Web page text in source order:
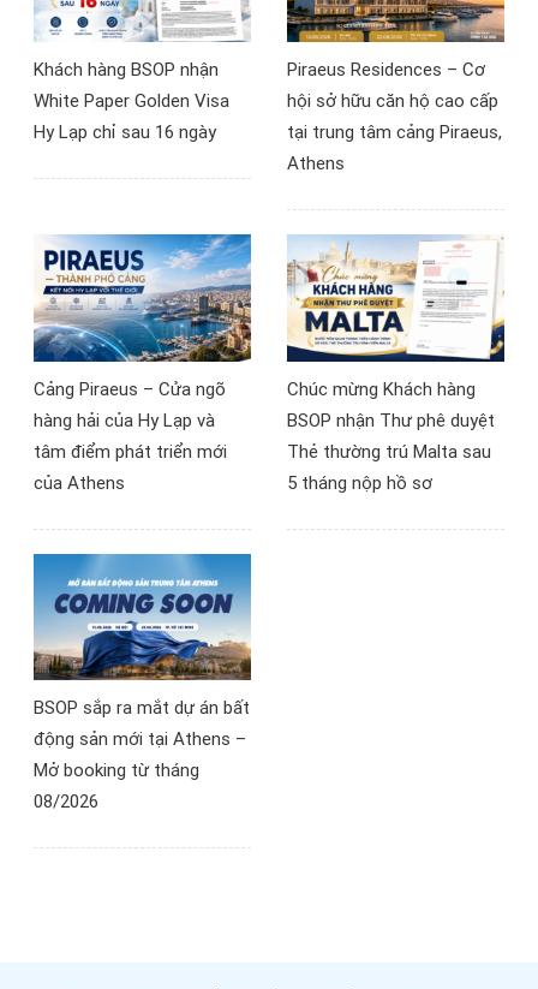
nhiều nhà đầu tư đã có
tiếp cận thị trường bất
động sản châu Âu.
Khách hàng BSOP nhận
White Paper Golden Visa
Hy Lạp chỉ sau 16 ngày
Piraeus Residences – Cơ
hội sở hữu căn hộ cao cấp
tại trung tâm cảng Piraeus,
Athens
Cảng Piraeus – Cửa ngõ
hàng hải của Hy Lạp và
tâm điểm phát triển mới
của Athens
Chúc mừng Khách hàng
BSOP nhận Thư phê duyệt
Thẻ thường trú Malta sau
5 tháng nộp hồ sơ
BSOP sắp ra mắt dự án bất
động sản mới tại Athens –
Mở booking từ tháng
08/2026